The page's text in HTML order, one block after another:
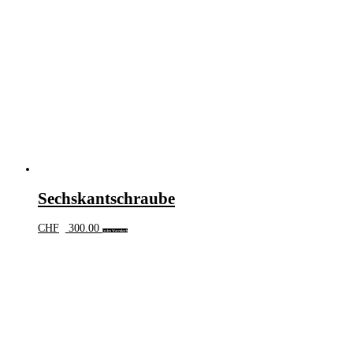
Sechskantschraube
CHF 300.00 In den Warenkorb